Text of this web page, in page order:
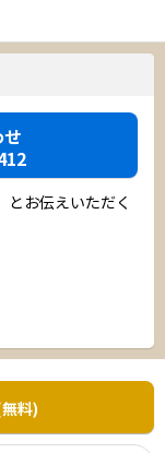
お伝えいただく
料)